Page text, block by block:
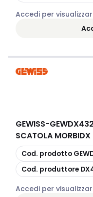
Accedi per
GEWISS-
SCATOLA MORBIDX
copia
Cod. prodotto
copia
Cod. produttore
Accedi per